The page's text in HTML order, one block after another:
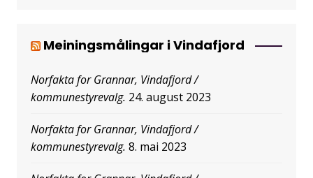
Meiningsmålingar i Vindafjord
Norfakta for Grannar, Vindafjord /
kommunestyrevalg. 24. august 2023
Norfakta for Grannar, Vindafjord /
kommunestyrevalg. 8. mai 2023